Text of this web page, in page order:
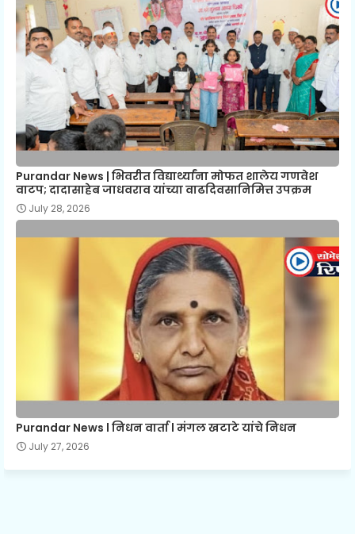
Purandar News | भिवरीत विद्यार्थ्यांना मोफत शालेय गणवेश
वाटप; दादासाहेब जाधवराव यांच्या वाढदिवसानिमित्त उपक्रम
July 28, 2026
Purandar News l निधन वार्ता l मंगल खटाटे यांचे निधन
July 27, 2026